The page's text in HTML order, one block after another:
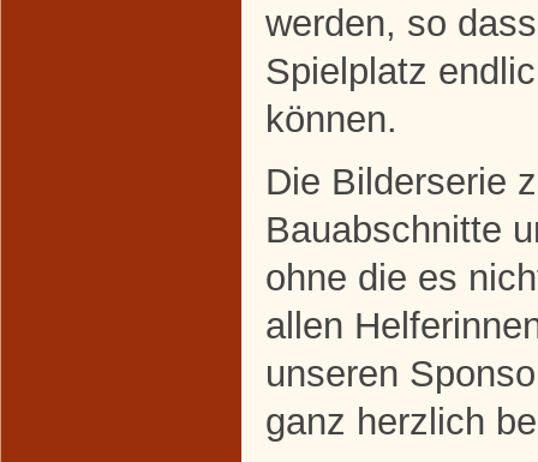
werden, so
Spielplatz
können.
Die Bilderserie
Bauabschnitte
ohne die es
allen
unseren
ganz herzlich